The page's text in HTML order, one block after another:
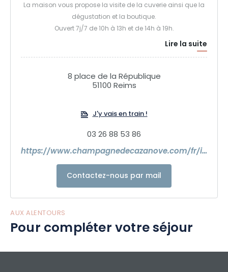
La maison vous propose la visite de la cuverie ainsi que la
dégustation et la boutique.
Ouvert 7j/7 de 10h à 13h et de 14h à 19h.
Lire la suite
8 place de la République
51100 Reims
J'y vais en train !
03 26 88 53 86
https://www.champagnedecazanove.com/fr/index.php
Contactez-nous par mail
AUX ALENTOURS
Pour compléter votre séjour